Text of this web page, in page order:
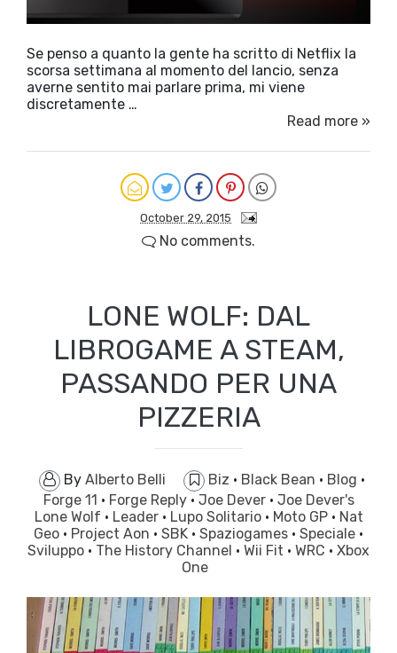
Se penso a quanto la gente ha scritto di Netflix la
scorsa settimana al momento del lancio, senza
averne sentito mai parlare prima, mi viene
discretamente …
Read more »
October 29, 2015
No comments.
LONE WOLF: DAL
LIBROGAME A STEAM,
PASSANDO PER UNA
PIZZERIA
By Alberto Belli Biz · Black Bean · Blog ·
Forge 11 · Forge Reply · Joe Dever · Joe Dever's
Lone Wolf · Leader · Lupo Solitario · Moto GP · Nat
Geo · Project Aon · SBK · Spaziogames · Speciale ·
Sviluppo · The History Channel · Wii Fit · WRC · Xbox
One